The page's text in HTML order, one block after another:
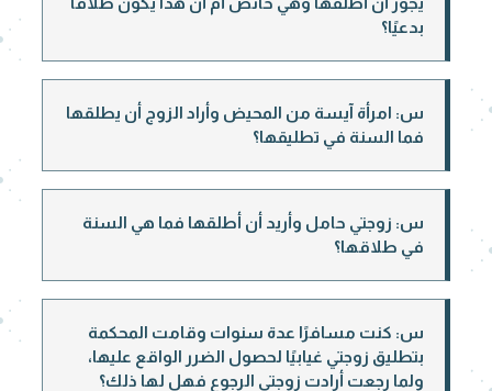
بدعيًا؟
س: امرأة آيسة من المحيض وأراد الزوج أن يطلقها
فما السنة في تطليقها؟
س: زوجتي حامل وأريد أن أطلقها فما هي السنة
في طلاقها؟
س: كنت مسافرًا عدة سنوات وقامت المحكمة
بتطليق زوجتي غيابيًا لحصول الضرر الواقع عليها،
ولما رجعت أرادت زوجتي الرجوع فهل لها ذلك؟